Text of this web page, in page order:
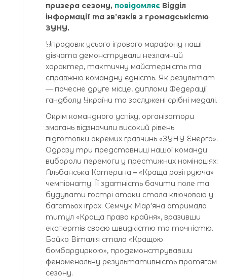
призера сезону, повідомляє Відділ
інформації та зв’язків з громадськістю
ЗУНУ.
Упродовж усього ігрового марафону наші
дівчата демонстрували незламний
характер, тактичну майстерність та
справжню командну єдність. Як результат
— почесне друге місце, дипломи Федерації
гандболу України та заслужені срібні медалі.
Окрім командного успіху, організатори
змагань відзначили високий рівень
підготовки окремих гравчинь «ЗУНУ-Енерго».
Одразу три представниці нашої команди
вибороли перемоги у престижних номінаціях:
Альбанська Катерина – «Краща розігруюча»
чемпіонату. Її здатність бачити поле та
будувати гострі атаки стала ключовою у
багатьох іграх. Семчук Мар’яна отримала
титул «Краща права крайня», вразивши
експертів своєю швидкістю та точністю.
Бойко Віталія стала «Кращою
бомбардиркою», продемонструвавши
феноменальну результативність протягом
сезону.